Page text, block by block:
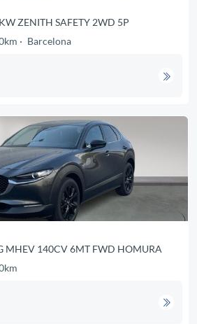
ZENITH SAFETY 2WD 5P
Barcelona
MHEV 140CV 6MT FWD HOMURA